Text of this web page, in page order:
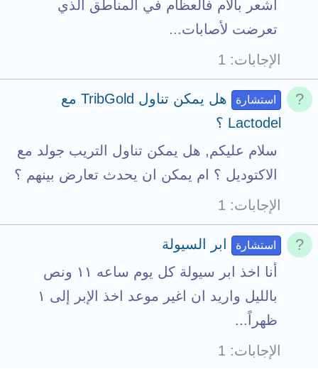
اشعر بآلام فالعظام في المناطق الذي
تعرضت لأصابات...
الإجابات
1
استشارة
هل يمكن تناول TribGold مع
Lactodel ؟
سلام عليكم, هل يمكن تناول التريب جولد مع
الاكتوديل ؟ ام يمكن ان يحدث تعارض بينهم ؟
الإجابات
1
استشارة
ابر السيولة
أنا اخذ ابر سيولة كل يوم ساعه ١١ ونص
بالليل واريد ان اغير موعد اخذ الإبر إلى ١
ظهراً...
الإجابات
1